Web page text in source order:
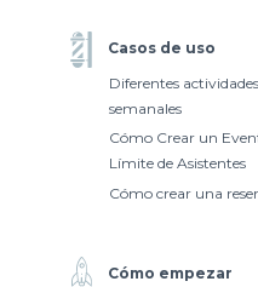
Casos de uso
Diferentes
semanales
Cómo Crear un
Límite de Asistentes
Cómo crear una
Cómo empezar